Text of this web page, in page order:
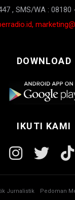
, SMS/WA : 08180
DOWNLOAD
IKUTI KAMI
Jurnalistik Pedoman